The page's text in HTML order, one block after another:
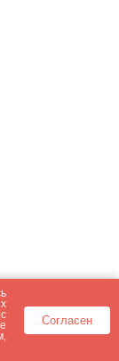
Согласен